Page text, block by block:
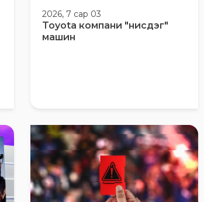
2026, 7 сар 03
Toyota компани "нисдэг"
машин